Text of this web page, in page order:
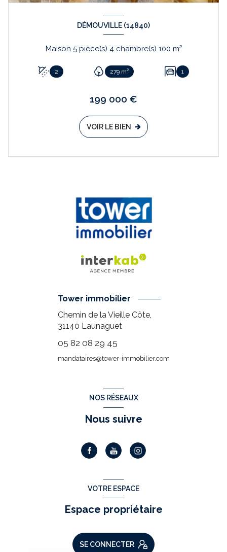
DÉMOUVILLE (14840)
Maison 5 pièce(s) 4 chambre(s) 100 m²
2 279 m² 1
199 000 €
VOIR LE BIEN
Tower immobilier
Chemin de la Vieille Côte,
31140 Launaguet
05 82 08 29 45
mandataires@tower-immobilier.com
NOS RÉSEAUX
Nous suivre
VOTRE ESPACE
Espace propriétaire
SE CONNECTER